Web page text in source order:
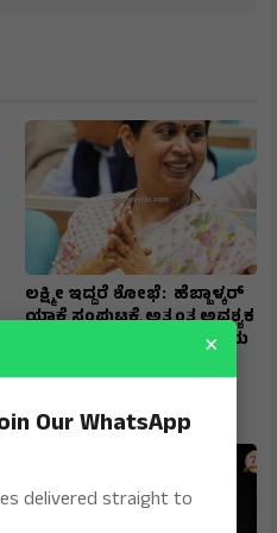
ಲಕ್ಷ್ಮೀ ಇದ್ದರೆ ಶೋಭೆ: ಹೆಬ್ಬಾಳ್ಕರ್
ಯಾಕೆ ಸಂಪುಟಕ್ಕೆ ಅತ್ಯಂತ ಅವಶ್ಯಕ
ಗೊತ್ತೇ ? ಬೆಳಗಾವಿಗೆ ಅಭಿವೃದ್ಧಿಯ
ಮಹಾನಾಯಕಿ
×
Our WhatsApp
delivered straight to